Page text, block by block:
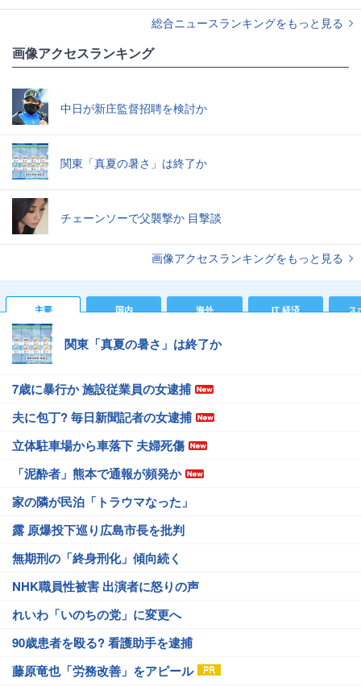
総合ニュースランキングをもっと見る
画像アクセスランキング
中日が新庄監督招聘を検討か
関東「真夏の暑さ」は終了か
チェーンソーで父襲撃か 目撃談
画像アクセスランキングをもっと見る
主要 国内 海外 IT 経済 ス
関東「真夏の暑さ」は終了か
7歳に暴行か 施設従業員の女逮捕
夫に包丁? 毎日新聞記者の女逮捕
立体駐車場から車落下 夫婦死傷
「泥酔者」熊本で通報が頻発か
家の隣が民泊「トラウマなった」
露 原爆投下巡り広島市長を批判
無期刑の「終身刑化」傾向続く
NHK職員性被害 出演者に怒りの声
れいわ「いのちの党」に変更へ
90歳患者を殴る? 看護助手を逮捕
藤原竜也「労務改善」をアピール